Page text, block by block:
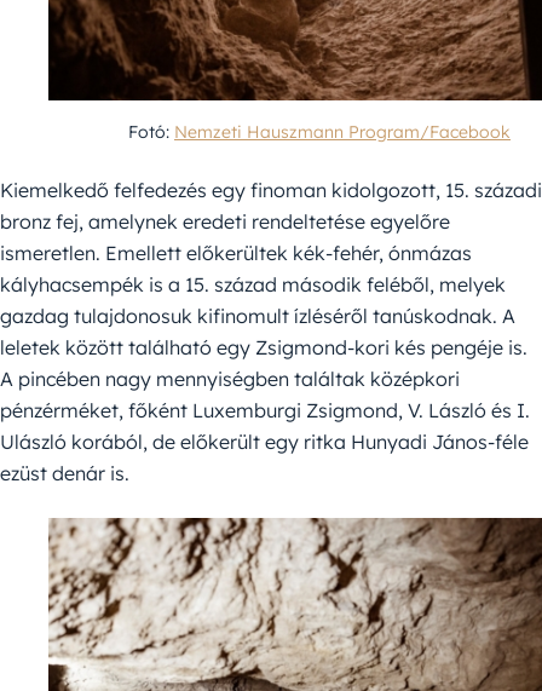
Fotó: Nemzeti Hauszmann Program/Facebook
Kiemelkedő felfedezés egy finoman kidolgozott, 15. századi
bronz fej, amelynek eredeti rendeltetése egyelőre
ismeretlen. Emellett előkerültek kék-fehér, ónmázas
kályhacsempék is a 15. század második feléből, melyek
gazdag tulajdonosuk kifinomult ízléséről tanúskodnak. A
leletek között található egy Zsigmond-kori kés pengéje is.
A pincében nagy mennyiségben találtak középkori
pénzérméket, főként Luxemburgi Zsigmond, V. László és I.
Ulászló korából, de előkerült egy ritka Hunyadi János-féle
ezüst denár is.